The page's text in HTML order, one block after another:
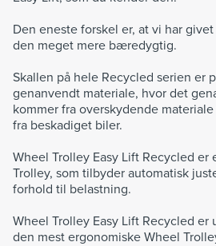
Den eneste forskel er, at vi har
den meget mere bæredygtig.
Skallen på hele Recycled serien er
genanvendt materiale, hvor det
kommer fra overskydende
fra beskadiget biler.
Wheel Trolley Easy Lift Recycled er
Trolley, som tilbyder automatisk
forhold til belastning.
Wheel Trolley Easy Lift Recycled er
den mest ergonomiske Wheel